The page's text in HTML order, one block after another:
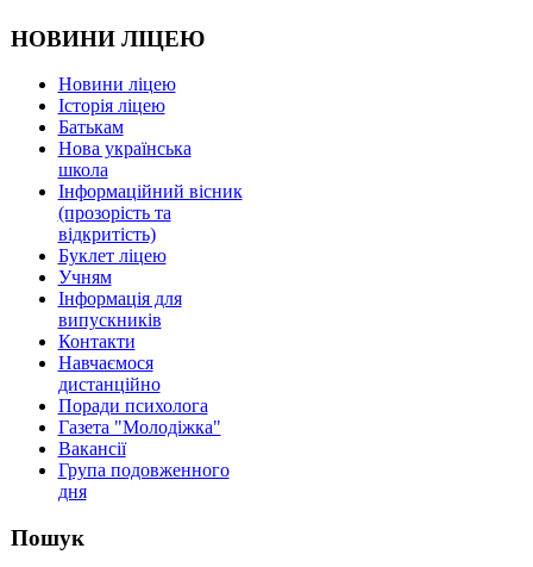
НОВИНИ ЛІЦЕЮ
Новини ліцею
Історія ліцею
Батькам
Нова українська
школа
Інформаційний вісник
(прозорість та
відкритість)
Буклет ліцею
Учням
Інформація для
випускників
Контакти
Навчаємося
дистанційно
Поради психолога
Газета "Молодіжка"
Вакансії
Група подовженного
дня
Пошук